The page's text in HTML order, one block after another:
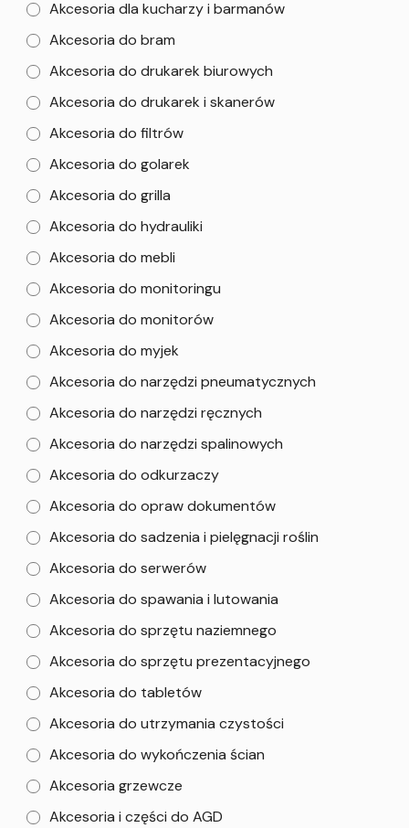
Akcesoria dla kucharzy i barmanów
Akcesoria do bram
Akcesoria do drukarek biurowych
Akcesoria do drukarek i skanerów
Akcesoria do filtrów
Akcesoria do golarek
Akcesoria do grilla
Akcesoria do hydrauliki
Akcesoria do mebli
Akcesoria do monitoringu
Akcesoria do monitorów
Akcesoria do myjek
Akcesoria do narzędzi pneumatycznych
Akcesoria do narzędzi ręcznych
Akcesoria do narzędzi spalinowych
Akcesoria do odkurzaczy
Akcesoria do opraw dokumentów
Akcesoria do sadzenia i pielęgnacji roślin
Akcesoria do serwerów
Akcesoria do spawania i lutowania
Akcesoria do sprzętu naziemnego
Akcesoria do sprzętu prezentacyjnego
Akcesoria do tabletów
Akcesoria do utrzymania czystości
Akcesoria do wykończenia ścian
Akcesoria grzewcze
Akcesoria i części do AGD